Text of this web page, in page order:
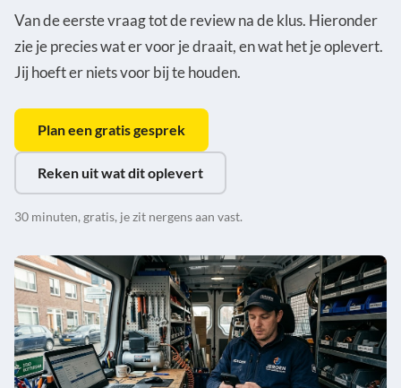
Van de eerste vraag tot de review na de klus. Hieronder
zie je precies wat er voor je draait, en wat het je oplevert.
Jij hoeft er niets voor bij te houden.
Plan een gratis gesprek
Reken uit wat dit oplevert
30 minuten, gratis, je zit nergens aan vast.